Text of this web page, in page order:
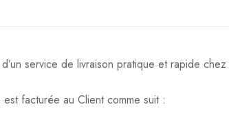
service de livraison pratique et rapide
facturée au Client comme suit :